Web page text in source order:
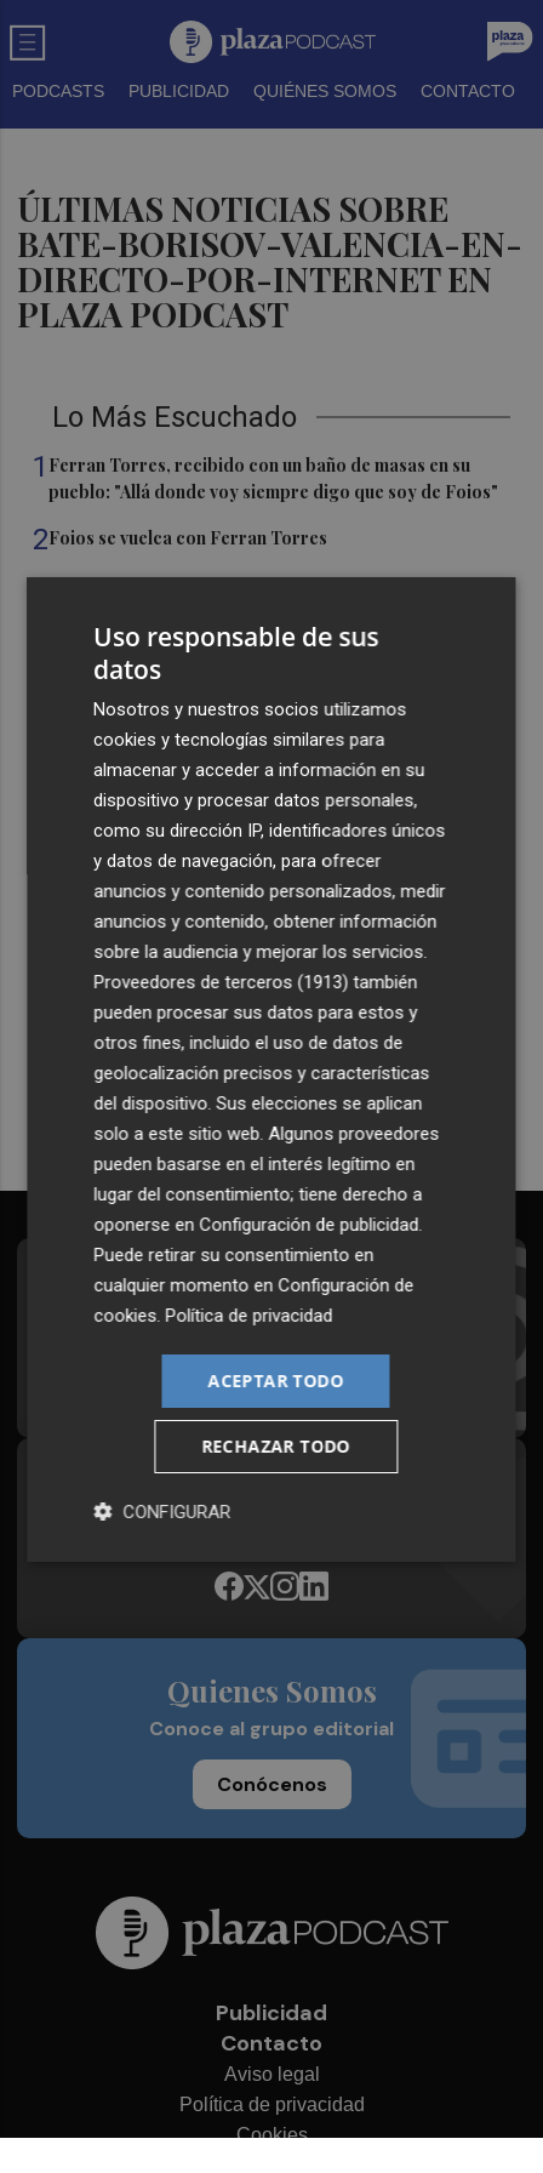
PODCASTS PUBLICIDAD QUIÉNES SOMOS CONTACTO
ÚLTIMAS NOTICIAS SOBRE
BATE-BORISOV-VALENCIA-EN-
DIRECTO-POR-INTERNET EN
PLAZA PODCAST
Lo Más Escuchado
1 Ferran Torres, recibido con un baño de masas en su
pueblo: "Allá donde voy siempre digo que soy de Foios"
2Foios se vuelca con Ferran Torres
cima del cine: un documental recupera la voz y la mirada
del actor
Mario Domínguez, a un paso del Excelsior Róterdam de
la Eredivisie
Entidades del Camp d'Elx reclaman más protagonismo
en las fiestas para la Ufece y conciertos en valenciano
Recibe toda la actualidad de
Plaza Podcast en tu correo
Quiero suscribirme
Suscríbete al Boletín
Todos los días a primera hora en tu email
¡Quiero suscribirme!
Plaza Podcast, desde cualquier medio
Quienes Somos
Conoce al grupo editorial
Conócenos
Publicidad
Contacto
Aviso legal
Política de privacidad
Cookies
Uso responsable de sus
datos
Nosotros y nuestros socios utilizamos
cookies y tecnologías similares para
almacenar y acceder a información en su
dispositivo y procesar datos personales,
como su dirección IP, identificadores únicos
y datos de navegación, para ofrecer
anuncios y contenido personalizados, medir
anuncios y contenido, obtener información
sobre la audiencia y mejorar los servicios.
Proveedores de terceros (1913) también
pueden procesar sus datos para estos y
otros fines, incluido el uso de datos de
geolocalización precisos y características
del dispositivo. Sus elecciones se aplican
solo a este sitio web. Algunos proveedores
pueden basarse en el interés legítimo en
lugar del consentimiento; tiene derecho a
oponerse enConfiguración de publicidad
Puede retirar su consentimiento en
cualquier momento enConfiguración de
cookies .Política de privacidad
ACEPTAR TODO
RECHAZAR TODO
CONFIGURAR